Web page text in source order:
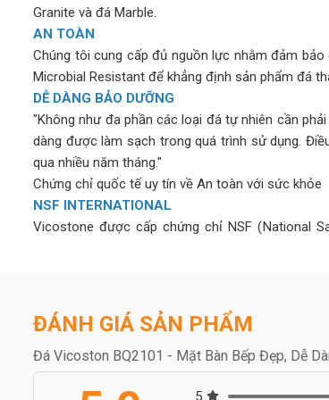
Granite và đá Marble.
AN TOÀN
Chúng tôi cung cấp đủ nguồn lực nhằm đảm
Microbial Resistant để khẳng định sản phẩm đá
DỄ DÀNG BẢO DƯỠNG
"Không như đa phần các loại đá tự nhiên cần
dàng được làm sạch trong quá trình sử dụng.
qua nhiều năm tháng."
Chứng chỉ quốc tế uy tín về An toàn với sức khỏe
NSF INTERNATIONAL
Vicostone được cấp chứng chỉ NSF (National
Tất cả các sản phẩm của VICOSTONE
rằng Đá Vicostone đáp ứng yêu cầu khắt khe
(Children & Schools) cho thấy đá Vicostone đáp
công trình trường học.
ĐÁNH GIÁ SẢN PHẨM
Đá Vicoston BQ2101 - Mặt Bàn Bếp Đẹp, Dễ
5